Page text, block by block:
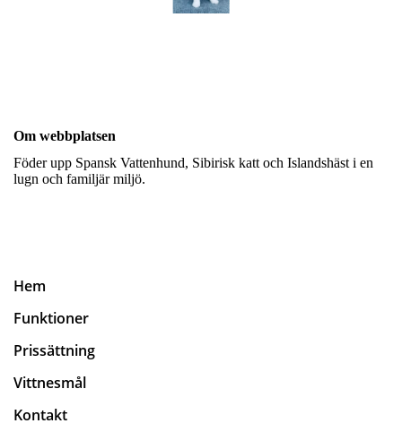
Om webbplatsen
Föder upp Spansk Vattenhund, Sibirisk katt och Islandshäst i en
lugn och familjär miljö.
Hem
Funktioner
Prissättning
Vittnesmål
Kontakt